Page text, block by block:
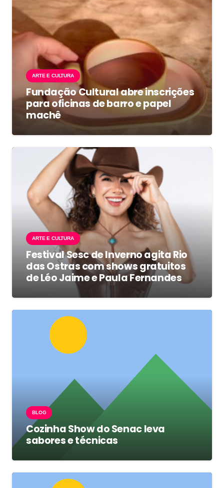
ARTE E CULTURA
Fundação Cultural abre inscrições
para oficinas de barro e papel
machê
ARTE E CULTURA
Festival Sesc de Inverno agita Rio
das Ostras com shows gratuitos
de Léo Jaime e Paula Fernandes
BLOG
Cozinha Show do Senac leva
sabores e técnicas